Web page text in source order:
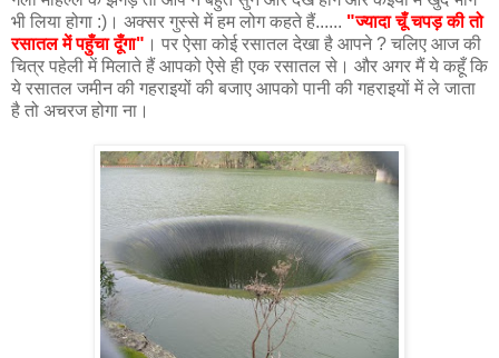
भी लिया होगा :)। अक्सर गुस्से में हम लोग कहते हैं...... "ज्यादा चूँ चपड़ की तो
रसातल में पहुँचा दूँगा" । पर ऐसा कोई रसातल देखा है आपने ? चलिए आज की
चित्र पहेली में मिलाते हैं आपको ऐसे ही एक रसातल से। और अगर मैं ये कहूँ कि
ये रसातल जमीन की गहराइयों की बजाए आपको पानी की गहराइयों में ले जाता
है तो अचरज होगा ना।